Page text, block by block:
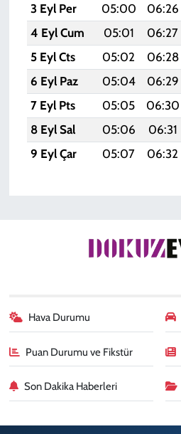
3 Eyl Per
05:00 06:26
4 Eyl Cum
05:01 06:27
5 Eyl Cts
05:02 06:28
6 Eyl Paz
05:04 06:29
7 Eyl Pts
05:05 06:30
8 Eyl Sal
05:06 06:31
9 Eyl Çar
05:07 06:32
Hava Durumu
Puan Durumu ve Fikstür
Son Dakika Haberleri